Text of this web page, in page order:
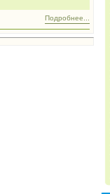
Подробнее...